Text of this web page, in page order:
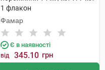
1 флакон
Фамар
Є в наявності
від 345.10 грн